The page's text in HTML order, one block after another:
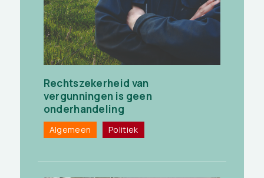
Rechtszekerheid van
vergunningen is geen
onderhandeling
Algemeen Politiek